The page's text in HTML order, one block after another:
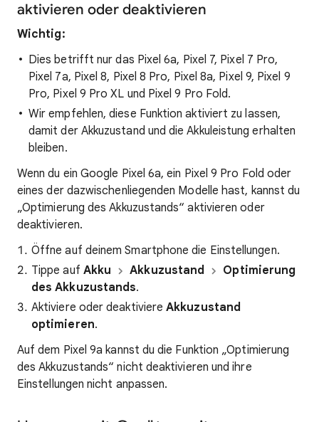
aktivieren oder deaktivieren
Wichtig:
Dies betrifft nur das Pixel 6a, Pixel 7, Pixel 7 Pro,
Pixel 7a, Pixel 8, Pixel 8 Pro, Pixel 8a, Pixel 9, Pixel 9
Pro, Pixel 9 Pro XL und Pixel 9 Pro Fold.
Wir empfehlen, diese Funktion aktiviert zu lassen,
damit der Akkuzustand und die Akkuleistung erhalten
bleiben.
Wenn du ein Google Pixel 6a, ein Pixel 9 Pro Fold oder
eines der dazwischenliegenden Modelle hast, kannst du
„Optimierung des Akkuzustands“ aktivieren oder
deaktivieren.
Öffne auf deinem Smartphone die Einstellungen.
Tippe auf Akku Akkuzustand
Optimierung
des Akkuzustands.
Aktiviere oder deaktiviereAkkuzustand
optimieren.
Auf dem Pixel 9a kannst du die Funktion „Optimierung
des Akkuzustands“ nicht deaktivieren und ihre
Einstellungen nicht anpassen.